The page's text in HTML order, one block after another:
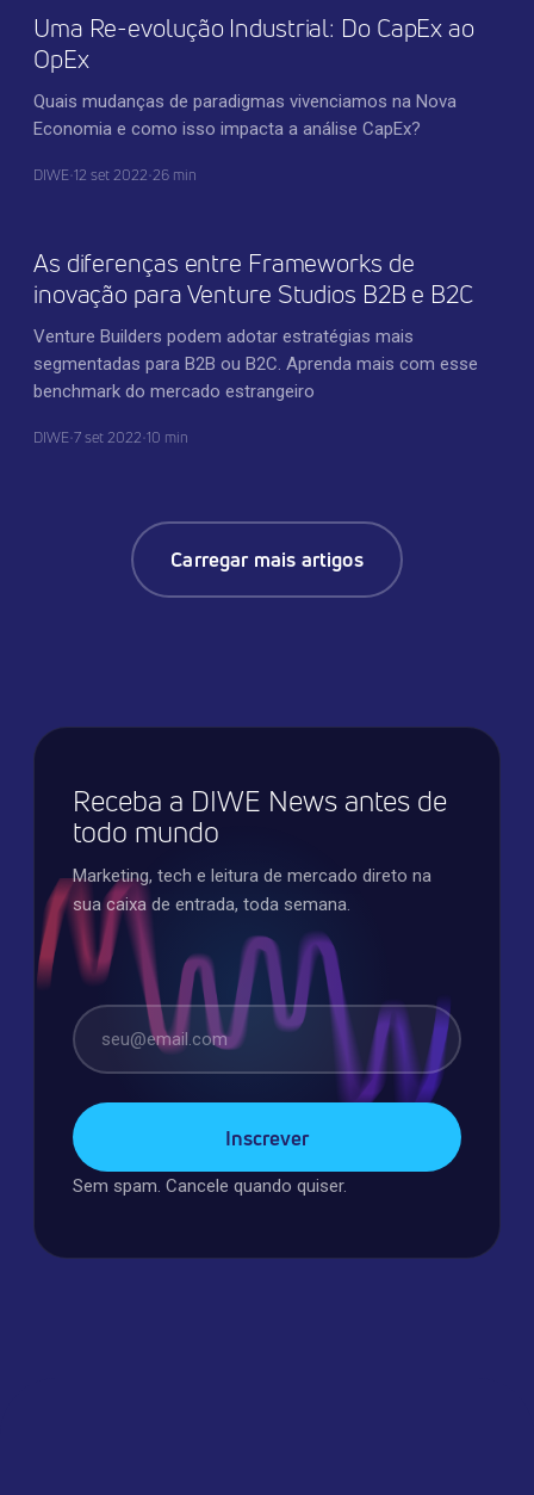
Uma Re-evolução Industrial: Do CapEx ao
OpEx
Quais mudanças de paradigmas vivenciamos na Nova
Economia e como isso impacta a análise CapEx?
DIWE•12 set 2022•26 min
INOVAÇÃO CORPORATIVA
As diferenças entre Frameworks de
inovação para Venture Studios B2B e B2C
Venture Builders podem adotar estratégias mais
segmentadas para B2B ou B2C. Aprenda mais com esse
benchmark do mercado estrangeiro
DIWE•7 set 2022•10 min
Carregar mais artigos
Receba a DIWE News antes de
todo mundo
Marketing, tech e leitura de mercado direto na
sua caixa de entrada, toda semana.
E-mail
Sem spam. Cancele quando quiser.